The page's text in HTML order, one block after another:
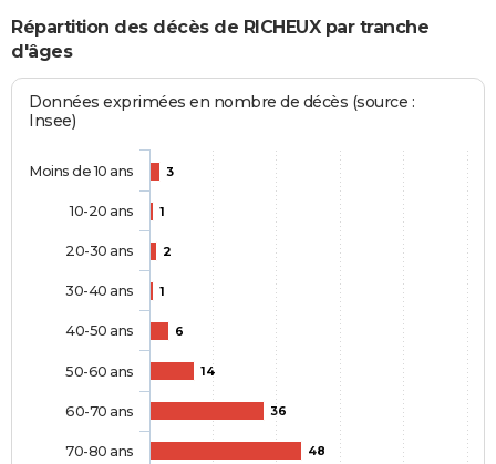
Répartition des décès de RICHEUX par tranche
d'âges
Données exprimées en nombre de décès (source :
Insee)
3
1
2
1
6
14
36
48
Moins de 10 ans
10-20 ans
20-30 ans
30-40 ans
40-50 ans
50-60 ans
60-70 ans
70-80 ans